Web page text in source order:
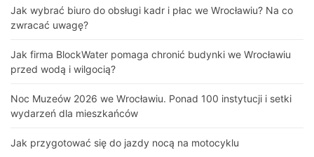
Jak wybrać biuro do obsługi kadr i płac we Wrocławiu? Na co
zwracać uwagę?
Jak firma BlockWater pomaga chronić budynki we Wrocławiu
przed wodą i wilgocią?
Noc Muzeów 2026 we Wrocławiu. Ponad 100 instytucji i setki
wydarzeń dla mieszkańców
Jak przygotować się do jazdy nocą na motocyklu